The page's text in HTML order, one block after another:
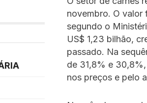
novembro. O valor
segundo o
US$ 1,23 bilhão,
passado. Na
de 31,8% e
nos preços e pelo